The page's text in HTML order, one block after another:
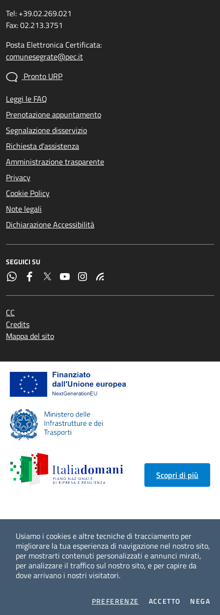
Usiamo i cookies e altre tecniche di tracciamento per
migliorare la tua esperienza di navigazione nel nostro sito,
per mostrarti contenuti personalizzati e annunci mirati,
per analizzare il traffico sul nostro sito, e per capire da
dove arrivano i nostri visitatori.
PREFERENZE COOKIES
ACCETTO I COOKIES
NEGAI
Tel: +39.02.269.021
Fax: 02.213.3751
Posta Elettronica Certificata:
comunesegrate@pec.it
Pronto URP
Leggi le FAQ
Prenotazione appuntamento
Segnalazione disservizio
Richiesta d'assistenza
Amministrazione trasparente
Privacy
Cookie Policy
Note legali
Dichiarazione Accessibilità
SEGUICI SU
CC
Credits
Mappa del sito
Scopri di più